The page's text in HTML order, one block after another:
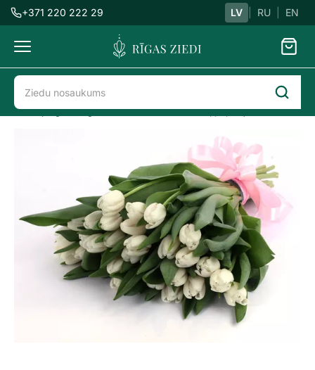
+371 220 222 29 LV RU EN
Ziedu
piegāde
Ziedu piegāde Rīgā 8. Marts Baltu tulpju pušķis